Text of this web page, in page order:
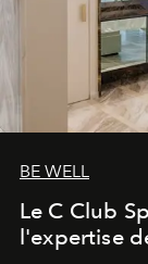
BE WELL
Le C Club
l'expertise